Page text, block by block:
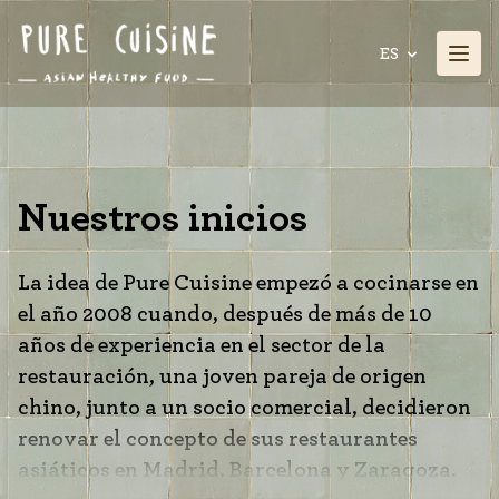
ES
Nuestros inicios
La idea de Pure Cuisine empezó a cocinarse en
el año 2008 cuando, después de más de 10
años de experiencia en el sector de la
restauración, una joven pareja de origen
chino, junto a un socio comercial, decidieron
renovar el concepto de sus restaurantes
asiáticos en Madrid, Barcelona y Zaragoza.